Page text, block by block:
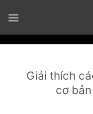
Giải thích
cơ